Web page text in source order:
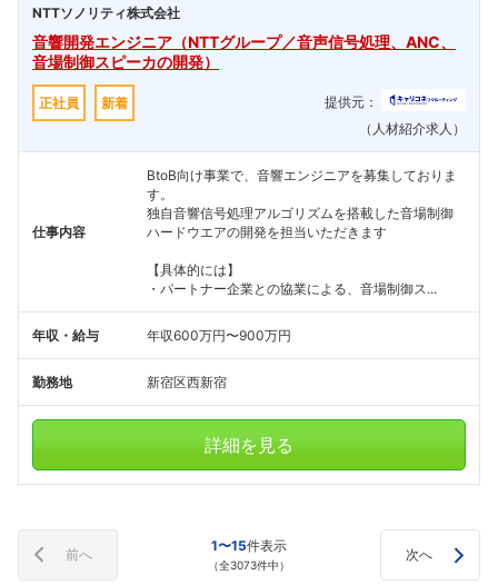
NTTソノリティ株式会社
音響開発エンジニア（NTTグループ／音声信号処理、ANC、
音場制御スピーカの開発）
正社員 新着
提供元：
（人材紹介求人）
仕事内容
BtoB向け事業で、音響エンジニアを募集しておりま
す。
独自音響信号処理アルゴリズムを搭載した音場制御
ハードウエアの開発を担当いただきます
【具体的には】
・パートナー企業との協業による、音場制御ス...
年収・給与 年収600万円〜900万円
勤務地 新宿区西新宿
詳細を見る
1〜15件表示
（全3073件中）
前へ 次へ